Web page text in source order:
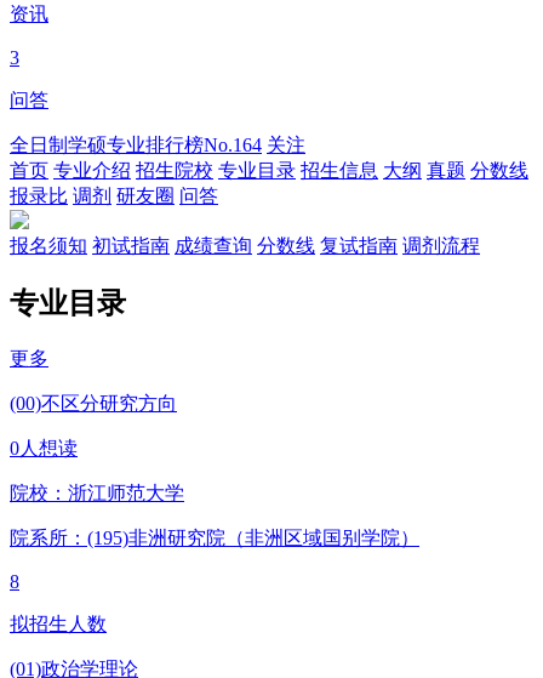
资讯
3
问答
全日制学硕专业排行榜No.164 关注
首页 专业介绍 招生院校 专业目录 招生信息 大纲 真题 分数线
报录比 调剂 研友圈 问答
报名须知 初试指南 成绩查询 分数线 复试指南 调剂流程
专业目录
更多
(00)不区分研究方向
0人想读
院校： 浙江师范大学
院系所：(195)非洲研究院（非洲区域国别学院）
8
拟招生人数
(01)政治学理论